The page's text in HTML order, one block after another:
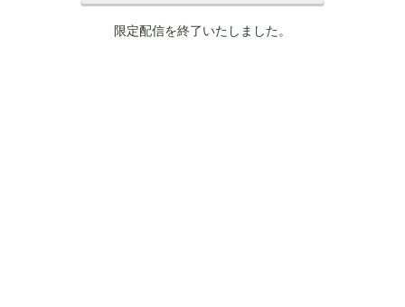
限定配信を終了いたしました。